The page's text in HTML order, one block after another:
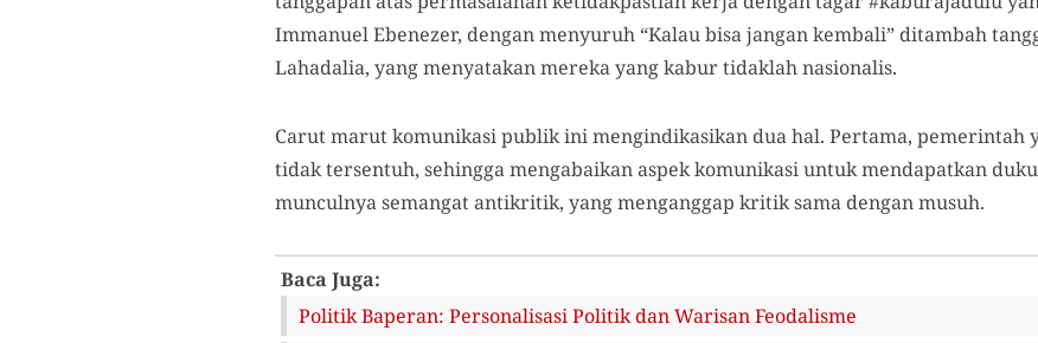
Immanuel Ebenezer, dengan menyuruh “Kalau bisa jangan kembali” ditambah
Lahadalia, yang menyatakan mereka yang kabur tidaklah nasionalis.
Carut marut komunikasi publik ini mengindikasikan dua hal. Pertama, pemerintah
tidak tersentuh, sehingga mengabaikan aspek komunikasi untuk mendapatkan
munculnya semangat antikritik, yang menganggap kritik sama dengan musuh.
Baca Juga:
Politik Baperan: Personalisasi Politik dan Warisan Feodalisme